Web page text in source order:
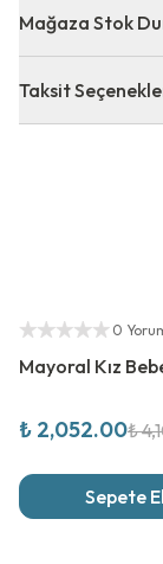
Mağaza Stok
Taksit
Yetkili Satıcı
0
Mayoral Kız
₺ 2,052.00₺
Sepete